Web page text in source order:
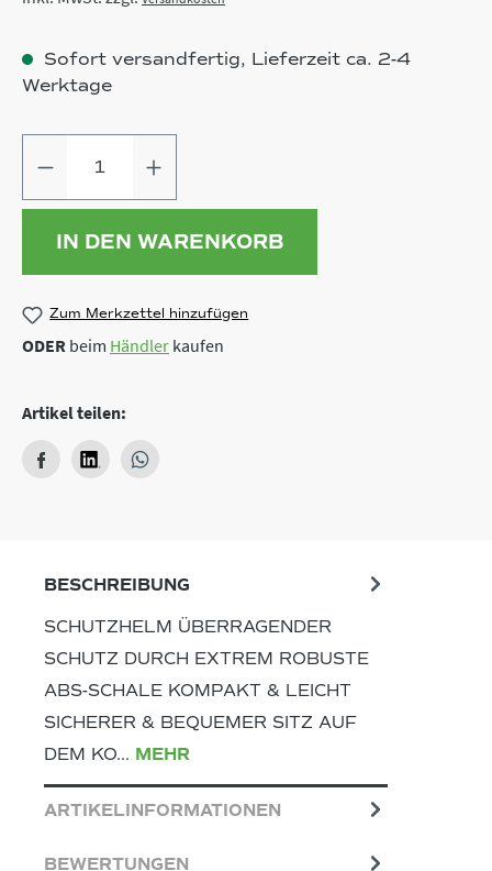
Sofort versandfertig, Lieferzeit ca. 2-4
Werktage
IN DEN WARENKORB
Zum Merkzettel hinzufügen
ODER beim Händler kaufen
Artikel teilen:
BESCHREIBUNG
SCHUTZHELM ÜBERRAGENDER
SCHUTZ DURCH EXTREM ROBUSTE
ABS-SCHALE KOMPAKT & LEICHT
SICHERER & BEQUEMER SITZ AUF
DEM KO… MEHR
ARTIKELINFORMATIONEN
BEWERTUNGEN